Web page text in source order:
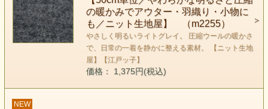
の暖かみでアウター・羽織り・小物に
も／ニット生地屋】 （m2255）
やさしく明るいライトグレイ。 圧縮ウールの暖かさ
で、日常の一着を静かに整える素材。 【ニット生地
屋】【江戸ッ子】
価格： 1,375円(税込)
NEW